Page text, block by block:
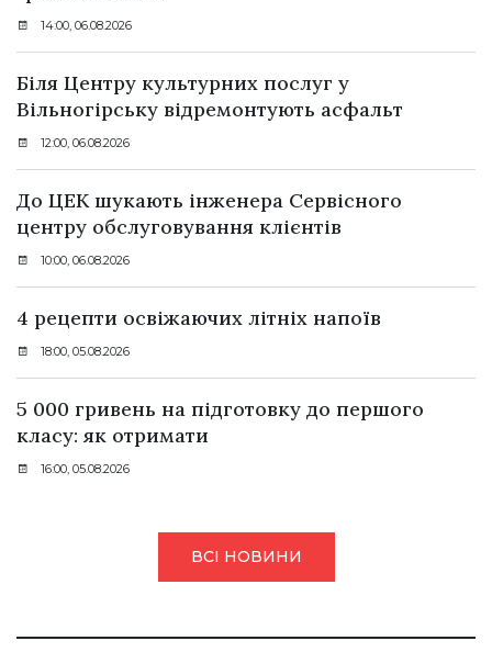
14:00, 06.08.2026
Біля Центру культурних послуг у
Вільногірську відремонтують асфальт
12:00, 06.08.2026
До ЦЕК шукають інженера Сервісного
центру обслуговування клієнтів
10:00, 06.08.2026
4 рецепти освіжаючих літніх напоїв
18:00, 05.08.2026
5 000 гривень на підготовку до першого
класу: як отримати
16:00, 05.08.2026
ВСІ НОВИНИ